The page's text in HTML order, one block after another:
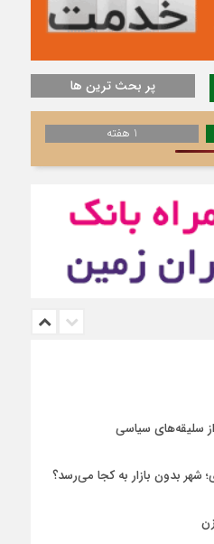
پر بحث ترین ها
1 هفته
از سلیقه‌های سیاسی
شهر بدون بازار به کجا می‌رسد؟